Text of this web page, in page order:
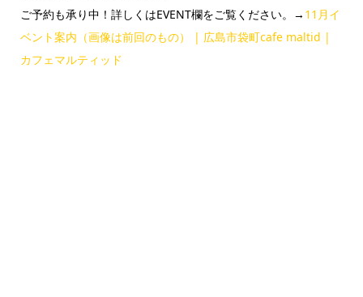
ご予約も承り中！詳しくはEVENT欄をご覧ください。→ 11月イ
ベント案内（画像は前回のもの） | 広島市袋町cafe maltid |
カフェマルティッド